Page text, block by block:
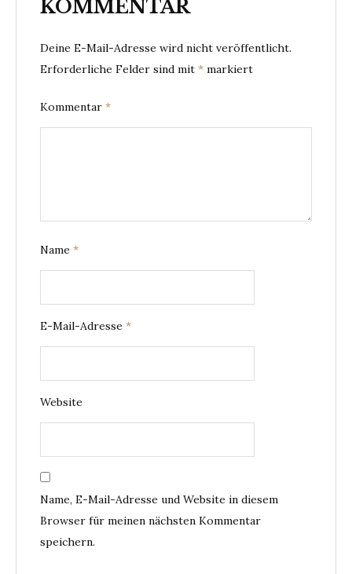
KOMMENTAR
Deine E-Mail-Adresse wird nicht veröffentlicht.
Erforderliche Felder sind mit * markiert
Kommentar *
Name *
E-Mail-Adresse *
Website
Name, E-Mail-Adresse und Website in diesem
Browser für meinen nächsten Kommentar
speichern.